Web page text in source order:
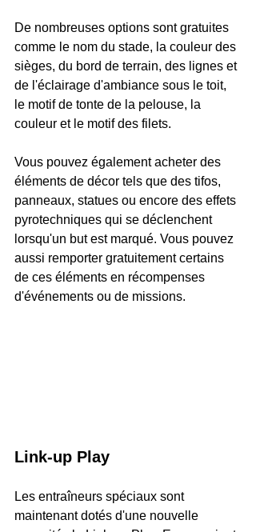
De nombreuses options sont gratuites
comme le nom du stade, la couleur des
sièges, du bord de terrain, des lignes et
de l'éclairage d'ambiance sous le toit,
le motif de tonte de la pelouse, la
couleur et le motif des filets.
Vous pouvez également acheter des
éléments de décor tels que des tifos,
panneaux, statues ou encore des effets
pyrotechniques qui se déclenchent
lorsqu'un but est marqué. Vous pouvez
aussi remporter gratuitement certains
de ces éléments en récompenses
d'événements ou de missions.
Link-up Play
Les entraîneurs spéciaux sont
maintenant dotés d'une nouvelle